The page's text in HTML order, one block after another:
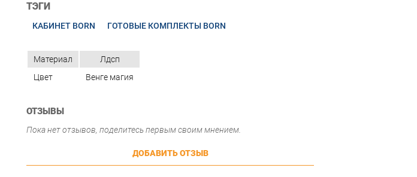
ТЭГИ
КАБИНЕТ BORN ГОТОВЫЕ КОМПЛЕКТЫ BORN
Материал
Лдсп
Цвет
Венге магия
ОТЗЫВЫ
Пока нет отзывов, поделитесь первым своим мнением.
ДОБАВИТЬ ОТЗЫВ